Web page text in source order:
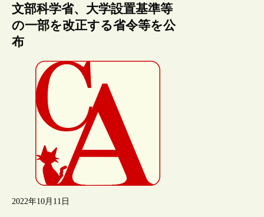
文部科学省、大学設置基準等
の一部を改正する省令等を公
布
2022年10月11日